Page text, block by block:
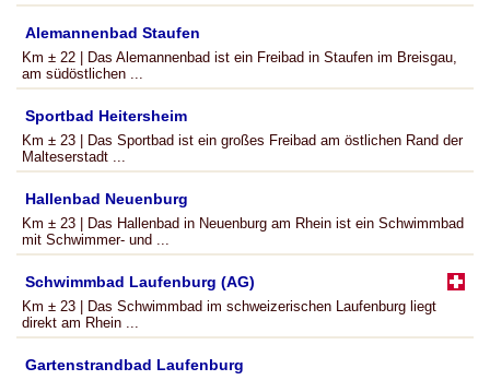
Alemannenbad Staufen
Km ± 22 | Das Alemannenbad ist ein Freibad in Staufen im Breisgau,
am südöstlichen ...
Sportbad Heitersheim
Km ± 23 | Das Sportbad ist ein großes Freibad am östlichen Rand der
Malteserstadt ...
Hallenbad Neuenburg
Km ± 23 | Das Hallenbad in Neuenburg am Rhein ist ein Schwimmbad
mit Schwimmer- und ...
Schwimmbad Laufenburg (AG)
Km ± 23 | Das Schwimmbad im schweizerischen Laufenburg liegt
direkt am Rhein ...
Gartenstrandbad Laufenburg